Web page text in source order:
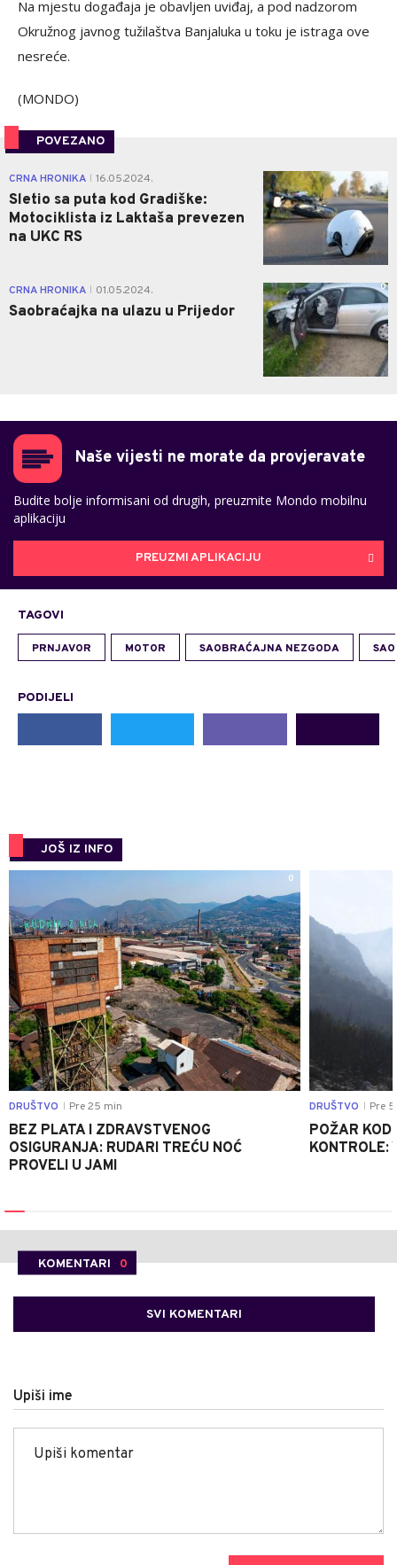
Na mjestu događaja je obavljen uviđaj, a pod nadzorom
Okružnog javnog tužilaštva Banjaluka u toku je istraga ove
nesreće.
(MONDO)
POVEZANO
CRNA HRONIKA 16.05.2024.
Sletio sa puta kod Gradiške:
Motociklista iz Laktaša prevezen
na UKC RS
CRNA HRONIKA 01.05.2024.
Saobraćajka na ulazu u Prijedor
0
Naše vijesti ne morate da provjeravate
Budite bolje informisani od drugih, preuzmite Mondo mobilnu
aplikaciju
PREUZMI APLIKACIJU
TAGOVI
PRNJAVOR MOTOR SAOBRAĆAJNA NEZGODA
PODIJELI
JOŠ IZ INFO
0
DRUŠTVO Pre 25 min
BEZ PLATA I ZDRAVSTVENOG
OSIGURANJA: RUDARI TREĆU NOĆ
PROVELI U JAMI
DRUŠTVO Pre
POŽAR KOD
KONTROLE:
KOMENTARI 0
SVI KOMENTARI
Upiši ime